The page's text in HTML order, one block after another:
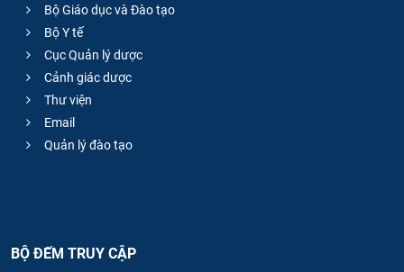
Bộ Giáo dục và Đào tạo
Bộ Y tế
Cục Quản lý dược
Cảnh giác dược
Thư viện
Email
Quản lý đào tạo
BỘ ĐẾM TRUY CẬP